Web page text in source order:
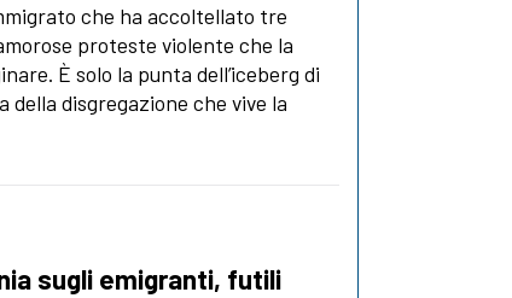
che ha accoltellato tre
proteste violente che la
È solo la punta dell’iceberg di
della disgregazione che vive la
sugli emigranti, futili